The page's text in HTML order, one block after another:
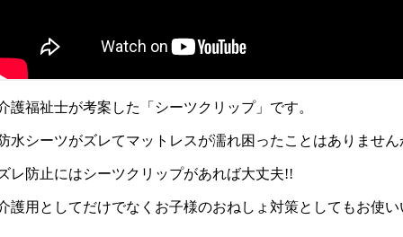
護福祉士が考案した「シーツクリップ」です。
水シーツがズレてマットレスが濡れ困ったことはありません
レ防止にはシーツクリップがあれば大丈夫!!
護用としてだけでなくお子様のおねしょ対策としてもお使